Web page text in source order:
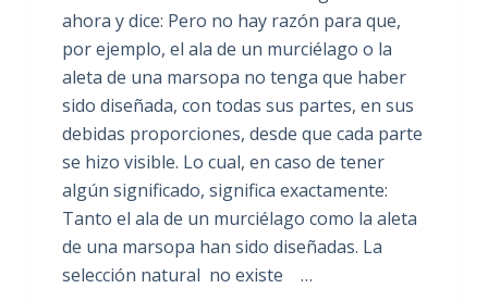
ahora y dice: Pero no hay razón para que,
por ejemplo, el ala de un murciélago o la
aleta de una marsopa no tenga que haber
sido diseñada, con todas sus partes, en sus
debidas proporciones, desde que cada parte
se hizo visible. Lo cual, en caso de tener
algún significado, significa exactamente:
Tanto el ala de un murciélago como la aleta
de una marsopa han sido diseñadas. La
selección natural no existe …